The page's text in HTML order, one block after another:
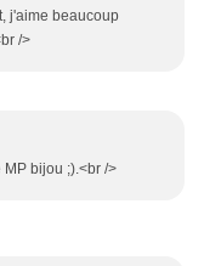
j'aime beaucoup
/>
bijou ;).<br />